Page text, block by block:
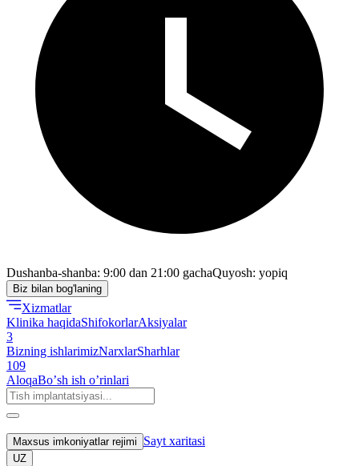
Dushanba-shanba: 9:00 dan 21:00 gachaQuyosh: yopiq
Biz bilan bog'laning
Xizmatlar
Klinika haqidaShifokorlarAksiyalar
3
Bizning ishlarimizNarxlarSharhlar
109
AloqaBoʼsh ish oʼrinlari
Maxsus imkoniyatlar rejimi Sayt xaritasi
UZ